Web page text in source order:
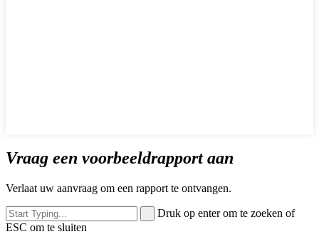
Vraag een voorbeeldrapport aan
Verlaat uw aanvraag om een ​​rapport te ontvangen.
Druk op enter om te zoeken of
ESC om te sluiten